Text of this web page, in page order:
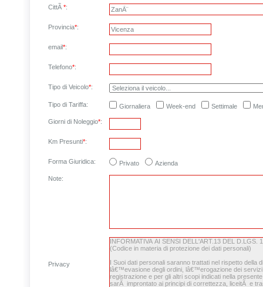
CittÃ *:
Provincia*:
email*:
Telefono*:
Tipo di Veicolo*:
Tipo di Tariffa: Giornaliera Week-end Settimale
Giorni di Noleggio*:
Km Presunti*:
Forma Giuridica: Privato Azienda
Note:
Privacy